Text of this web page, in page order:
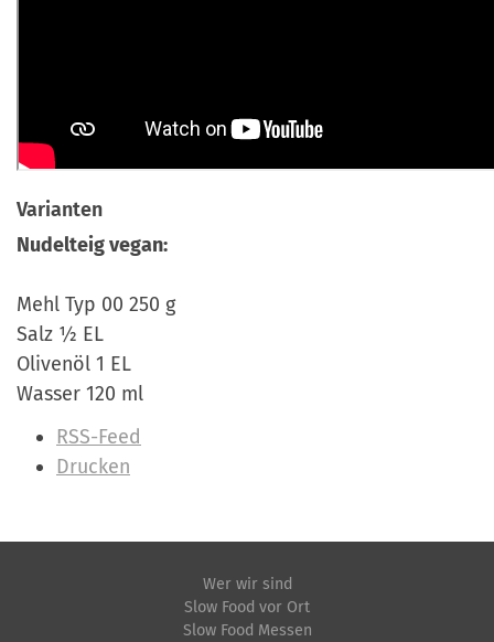
Varianten
Nudelteig vegan:
Mehl Typ 00 250 g
Salz ½ EL
Olivenöl 1 EL
Wasser 120 ml
RSS-Feed
Drucken
Wer wir sind
Slow Food vor Ort
Slow Food Messen